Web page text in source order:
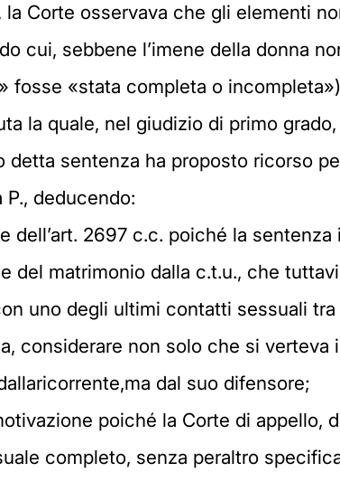
la Corte osservava che gli elementi
cui, sebbene l’imene della donna
fosse «stata completa o
la quale, nel giudizio di primo
detta sentenza ha proposto ricorso
P., deducendo:
dell’art. 2697 c.c. poiché la
del matrimonio dalla c.t.u., che
uno degli ultimi contatti sessuali
considerare non solo che si
dal suo difensore;
poiché la Corte di appello,
completo, senza peraltro